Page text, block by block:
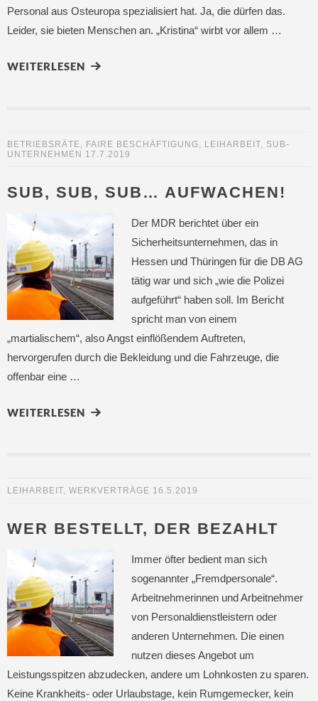
Personal aus Osteuropa spezialisiert hat. Ja, die dürfen das.
Leider, sie bieten Menschen an. „Kristina“ wirbt vor allem …
WEITERLESEN
BETRIEBSRÄTE, FAIRE BESCHÄFTIGUNG, LEIHARBEIT, SUB-
UNTERNEHMEN 17.7.2019
SUB, SUB, SUB… AUFWACHEN!
Der MDR berichtet über ein
Sicherheitsunternehmen, das in
Hessen und Thüringen für die DB AG
tätig war und sich „wie die Polizei
aufgeführt“ haben soll. Im Bericht
spricht man von einem
„martialischem“, also Angst einflößendem Auftreten,
hervorgerufen durch die Bekleidung und die Fahrzeuge, die
offenbar eine …
WEITERLESEN
LEIHARBEIT, WERKVERTRÄGE 16.5.2019
WER BESTELLT, DER BEZAHLT
Immer öfter bedient man sich
sogenannter „Fremdpersonale“.
Arbeitnehmerinnen und Arbeitnehmer
von Personaldienstleistern oder
anderen Unternehmen. Die einen
nutzen dieses Angebot um
Leistungsspitzen abzudecken, andere um Lohnkosten zu sparen.
Keine Krankheits- oder Urlaubstage, kein Rumgemecker, kein